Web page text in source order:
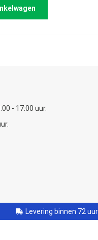
- 17:00 uur.
Levering binnen 72